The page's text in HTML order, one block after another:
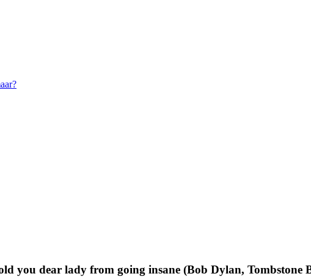
you dear lady from going insane (Bob Dylan, Tombstone